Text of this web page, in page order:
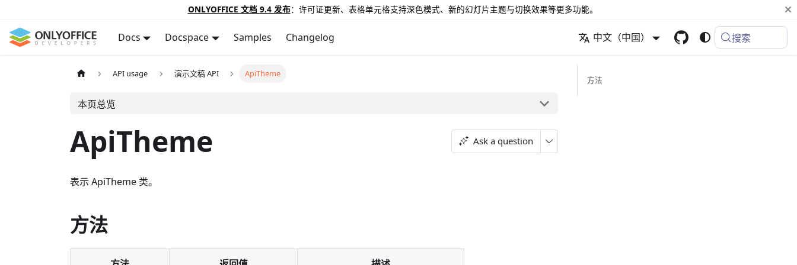
ONLYOFFICE 文档 9.4 发布：许可证更新、表格单元格支持深色模式、新的幻灯片主题与切换效果等更多功能。
Docs Docspace Samples Changelog 中文（中国） 搜索
API usage 演示文稿 API ApiTheme
本页总览
ApiTheme Ask a question
表示 ApiTheme 类。
方法
方法